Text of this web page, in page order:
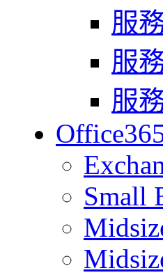
服
服
服
Small